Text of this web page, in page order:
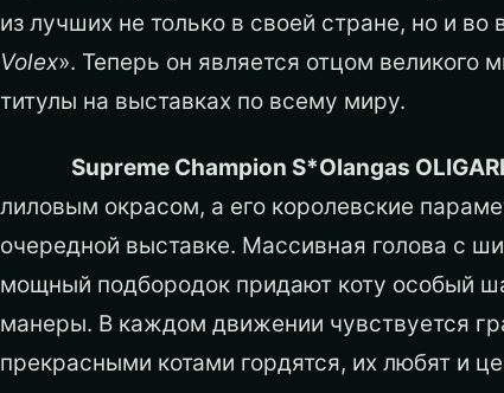
из лучших не только в своей стране, но и
Volex». Теперь он является отцом
титулы на выставках по всему миру.
Supreme Champion S*Olangas
лиловым окрасом, а его королевские
очередной выставке. Массивная голова с
мощный подбородок придают коту особый
манеры. В каждом движении чувствуется
прекрасными котами гордятся, их любят и